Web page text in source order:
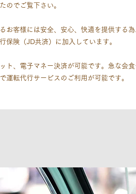
のでご覧下さい。
お客様には安全、安心、快適を提供する
保険（JD共済）に加入しています。
ト、電子マネー決済が可能です。急な会
運転代行サービスのご利用が可能です。